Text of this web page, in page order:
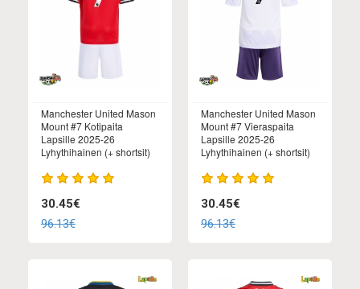
Manchester United Mason
Mount #7 Kotipaita
Lapsille 2025-26
Lyhythihainen (+ shortsit)
30.45€
96.13€
Manchester United Mason
Mount #7 Vieraspaita
Lapsille 2025-26
Lyhythihainen (+ shortsit)
30.45€
96.13€